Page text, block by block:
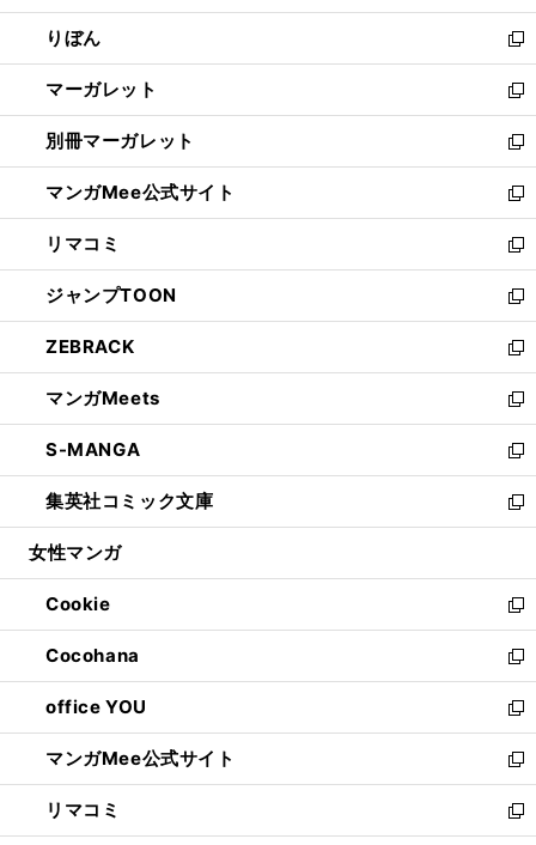
開
く
ウ
で
開
く
ン
ド
ウ
で
開
く
ウ
ィ
ン
ド
ウ
で
開
く
りぼん
新
し
い
ウ
ィ
ン
ド
ウ
で
開
く
マーガレット
新
し
い
ウ
ィ
ン
ド
ウ
で
開
く
別冊マーガレット
新
し
い
ウ
ィ
ン
ド
ウ
で
開
く
マンガMee公式サイト
新
し
い
ウ
ィ
ン
ド
ウ
で
開
く
リマコミ
新
し
い
ウ
ィ
ン
ド
ウ
で
開
く
ジャンプTOON
新
し
い
ウ
ィ
ン
ド
ウ
で
開
ZEBRACK
新
し
い
ウ
ィ
ン
ド
ウ
開
く
マンガMeets
新
し
い
ウ
ィ
ン
ウ
で
開
く
S-MANGA
新
し
い
ウ
ン
ド
ウ
で
開
く
集英社コミック文庫
新
し
ウ
ィ
ン
ド
ウ
で
開
く
女性マンガ
Cookie
新
し
い
ウ
ィ
ン
ド
ウ
で
開
Cocohana
新
し
い
ウ
ィ
ン
ド
ウ
office YOU
新
し
い
ウ
ィ
ン
マンガMee公式サイト
新
し
い
ウ
リマコミ
新
し